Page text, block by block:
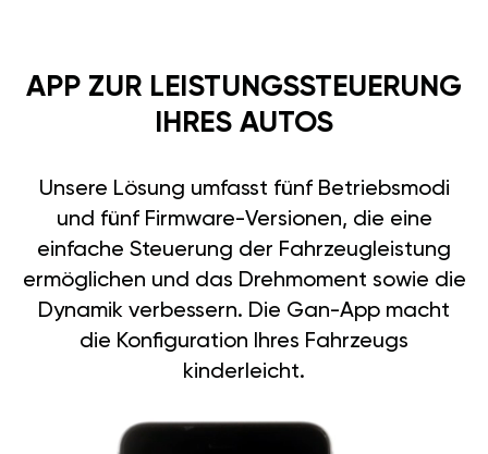
APP ZUR LEISTUNGSSTEUERUNG
IHRES AUTOS
Unsere Lösung umfasst fünf Betriebsmodi
und fünf Firmware-Versionen, die eine
einfache Steuerung der Fahrzeugleistung
ermöglichen und das Drehmoment sowie die
Dynamik verbessern. Die Gan-App macht
die Konfiguration Ihres Fahrzeugs
kinderleicht.